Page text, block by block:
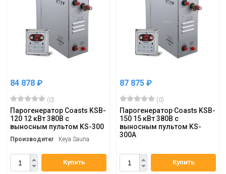
84 878 ₽
(0)
Парогенератор Coasts KSB-
120 12 кВт 380В с
выносным пультом KS-300
Производитель Keya Sauna
Купить
87 875 ₽
(0)
Парогенератор Coasts KSB-
150 15 кВт 380В с
выносным пультом KS-
300A
Купить